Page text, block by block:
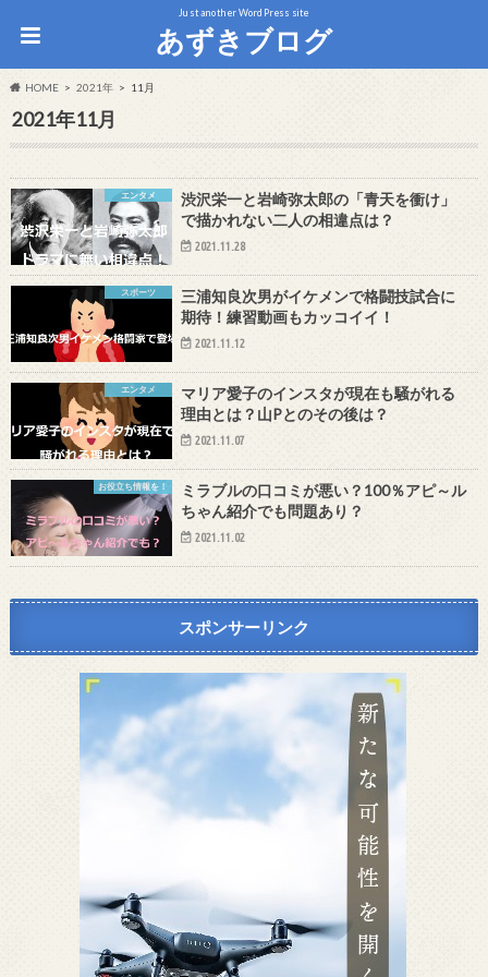
Just another WordPress site
あずきブログ
HOME 2021年 11月
2021年11月
エンタメ
渋沢栄一と岩崎弥太郎の「青天を衝け」
で描かれない二人の相違点は？
2021.11.28
スポーツ
三浦知良次男がイケメンで格闘技試合に
期待！練習動画もカッコイイ！
2021.11.12
エンタメ
マリア愛子のインスタが現在も騒がれる
理由とは？山Pとのその後は？
2021.11.07
お役立ち情報を！
ミラブルの口コミが悪い？100％アピ～ル
ちゃん紹介でも問題あり？
2021.11.02
スポンサーリンク